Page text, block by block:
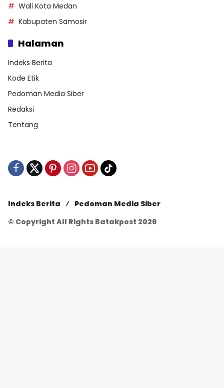
Wali Kota Medan
Kabupaten Samosir
Halaman
Indeks Berita
Kode Etik
Pedoman Media Siber
Redaksi
Tentang
Indeks Berita
Pedoman Media Siber
© Copyright All Rights Batakpost 2026